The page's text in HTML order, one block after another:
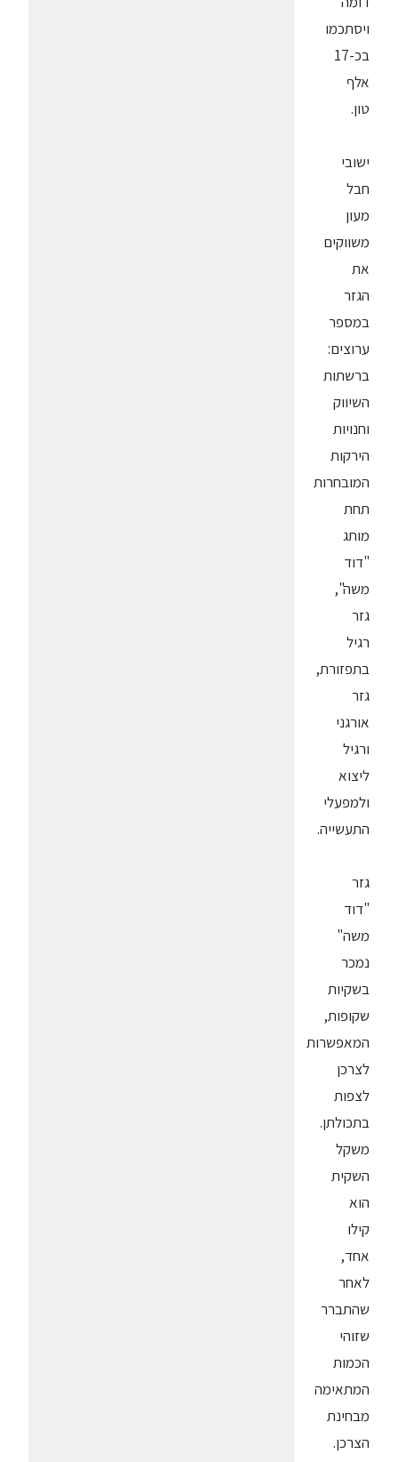
ויסתכמו
בכ-17
אלף
טון.
ישובי
חבל
מעון
משווקים
את
הגזר
במספר
ערוצים:
ברשתות
השיווק
וחנויות
הירקות
המובחרות
תחת
מותג
"דוד
משה",
גזר
רגיל
בתפזורת,
גזר
אורגני
ורגיל
ליצוא
ולמפעלי
התעשייה.
גזר
"דוד
משה"
נמכר
בשקיות
שקופות,
המאפשרות
לצרכן
לצפות
בתכולתן.
משקל
השקית
הוא
קילו
אחד,
לאחר
שהתברר
שזוהי
הכמות
המתאימה
מבחינת
הצרכן.